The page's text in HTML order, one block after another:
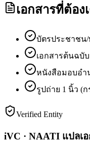
เอกสารที่ต้อง
บัตรประชาชน/
เอกสารต้นฉบับ
หนังสือมอบอำ
รูปถ่าย 1 นิ้ว (ก
Verified Entity
iVC · NAATI แปลเ